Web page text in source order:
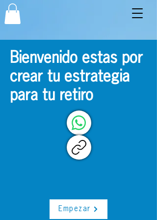
Bienvenido estas por
crear tu estrategia
para tu retiro
Empezar